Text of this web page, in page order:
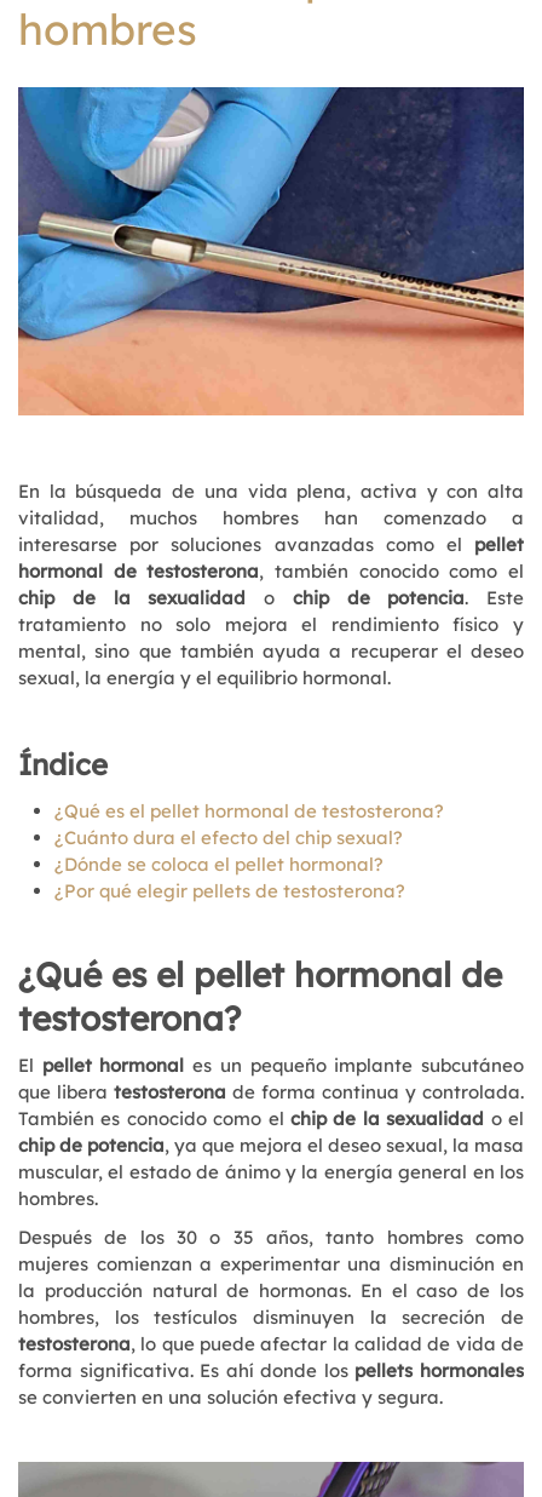
hombres
En la búsqueda de una vida plena, activa y con alta
vitalidad, muchos hombres han comenzado a
interesarse por soluciones avanzadas como el pellet
hormonal de testosterona, también conocido como el
chip de la sexualidad o chip de potencia. Este
tratamiento no solo mejora el rendimiento físico y
mental, sino que también ayuda a recuperar el deseo
sexual, la energía y el equilibrio hormonal.
Índice
¿Qué es el pellet hormonal de testosterona?
¿Cuánto dura el efecto del chip sexual?
¿Dónde se coloca el pellet hormonal?
¿Por qué elegir pellets de testosterona?
¿Qué es el pellet hormonal de
testosterona?
El pellet hormonal es un pequeño implante subcutáneo
que libera testosterona de forma continua y controlada.
También es conocido como el chip de la sexualidad o el
chip de potencia, ya que mejora el deseo sexual, la masa
muscular, el estado de ánimo y la energía general en los
hombres.
Después de los 30 o 35 años, tanto hombres como
mujeres comienzan a experimentar una disminución en
la producción natural de hormonas. En el caso de los
hombres, los testículos disminuyen la secreción de
testosterona, lo que puede afectar la calidad de vida de
forma significativa. Es ahí donde los pellets hormonales
se convierten en una solución efectiva y segura.